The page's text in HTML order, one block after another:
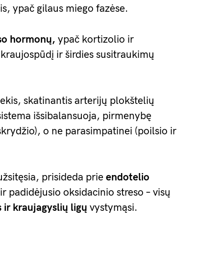
ypač gilaus miego fazėse.
hormonų, ypač kortizolio ir
ir širdies susitraukimų
skatinantis arterijų plokštelių
išsibalansuoja, pirmenybę
o ne parasimpatinei (poilsio ir
prisideda prie endotelio
padidėjusio oksidacinio streso – visų
ir kraujagyslių ligų vystymąsi.